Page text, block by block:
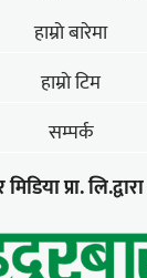
हाम्राे बारेमा
हाम्राे टिम
सम्पर्क
प्रा.